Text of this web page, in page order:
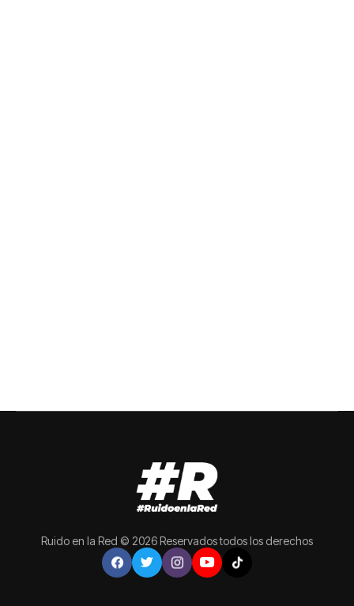
Ruido en la Red © 2026 Reservados todos los derechos